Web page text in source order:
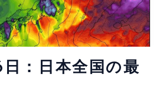
：日本全国の最